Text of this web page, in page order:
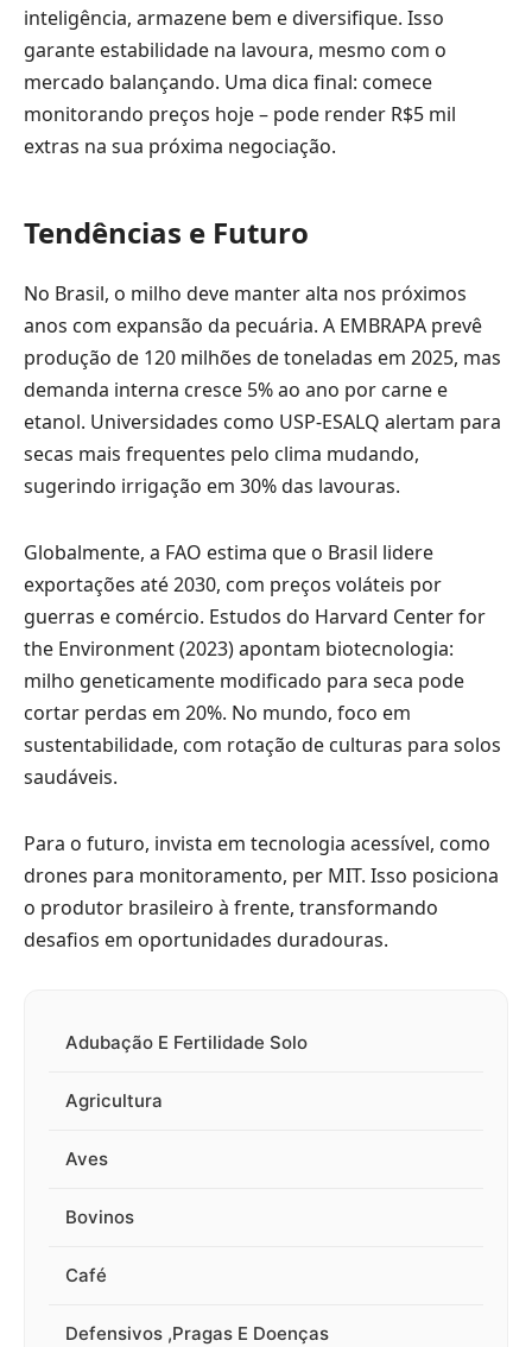
inteligência, armazene bem e diversifique. Isso
garante estabilidade na lavoura, mesmo com o
mercado balançando. Uma dica final: comece
monitorando preços hoje – pode render R$5 mil
extras na sua próxima negociação.
Tendências e Futuro
No Brasil, o milho deve manter alta nos próximos
anos com expansão da pecuária. A EMBRAPA prevê
produção de 120 milhões de toneladas em 2025, mas
demanda interna cresce 5% ao ano por carne e
etanol. Universidades como USP-ESALQ alertam para
secas mais frequentes pelo clima mudando,
sugerindo irrigação em 30% das lavouras.
Globalmente, a FAO estima que o Brasil lidere
exportações até 2030, com preços voláteis por
guerras e comércio. Estudos do Harvard Center for
the Environment (2023) apontam biotecnologia:
milho geneticamente modificado para seca pode
cortar perdas em 20%. No mundo, foco em
sustentabilidade, com rotação de culturas para solos
saudáveis.
Para o futuro, invista em tecnologia acessível, como
drones para monitoramento, per MIT. Isso posiciona
o produtor brasileiro à frente, transformando
desafios em oportunidades duradouras.
Adubação E Fertilidade Solo
Agricultura
Aves
Bovinos
Café
Defensivos ,Pragas E Doenças